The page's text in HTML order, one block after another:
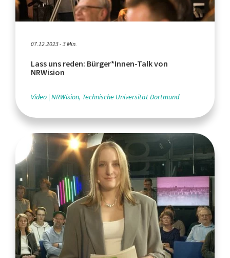
07.12.2023 - 3 Min.
Lass uns reden: Bürger*Innen-Talk von
NRWision
Video NRWision, Technische Universität Dortmund